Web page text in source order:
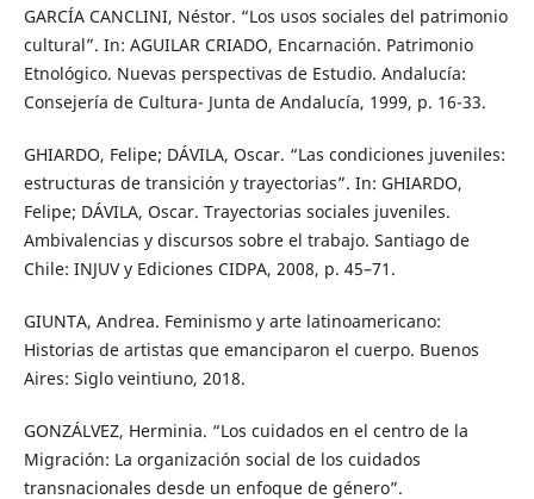
GARCÍA CANCLINI, Néstor. “Los usos sociales del patrimonio
cultural”. In: AGUILAR CRIADO, Encarnación. Patrimonio
Etnológico. Nuevas perspectivas de Estudio. Andalucía:
Consejería de Cultura- Junta de Andalucía, 1999, p. 16-33.
GHIARDO, Felipe; DÁVILA, Oscar. “Las condiciones juveniles:
estructuras de transición y trayectorias”. In: GHIARDO,
Felipe; DÁVILA, Oscar. Trayectorias sociales juveniles.
Ambivalencias y discursos sobre el trabajo. Santiago de
Chile: INJUV y Ediciones CIDPA, 2008, p. 45–71.
GIUNTA, Andrea. Feminismo y arte latinoamericano:
Historias de artistas que emanciparon el cuerpo. Buenos
Aires: Siglo veintiuno, 2018.
GONZÁLVEZ, Herminia. “Los cuidados en el centro de la
Migración: La organización social de los cuidados
transnacionales desde un enfoque de género”.